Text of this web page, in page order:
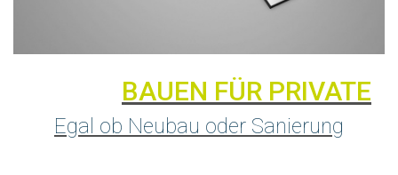
BAUEN FÜR PRIVATE
Egal ob Neubau oder Sanierung